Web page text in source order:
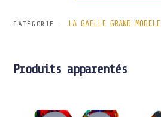
CATÉGORIE : LA GAELLE GRAND MODELE
Produits apparentés